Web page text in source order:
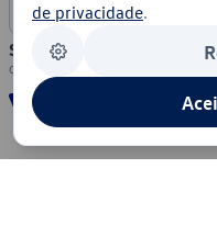
Segurança
de privacidade.